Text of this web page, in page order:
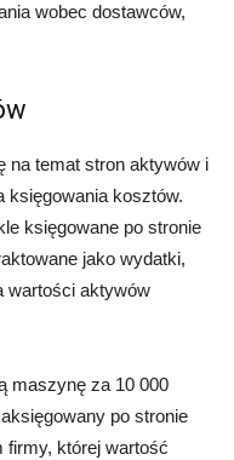
wobec dostawców,
na temat stron aktywów i
księgowania kosztów.
księgowane po stronie
jako wydatki,
wartości aktywów
maszynę za 10 000
po stronie
której wartość